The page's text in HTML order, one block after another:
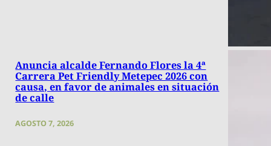
Anuncia alcalde Fernando Flores la 4ª
Carrera Pet Friendly Metepec 2026 con
causa, en favor de animales en situación
de calle
AGOSTO 7, 2026